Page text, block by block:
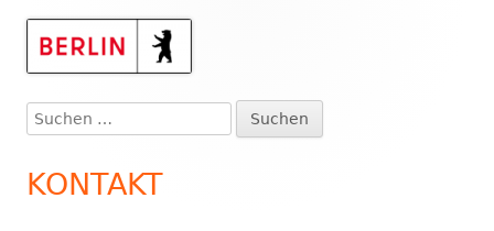
Haupt-
Suchen
nach:
KONTAKT